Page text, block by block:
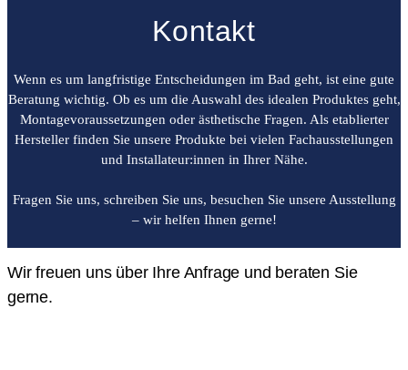
Kontakt
Wenn es um langfristige Entscheidungen im Bad geht, ist eine gute
Beratung wichtig. Ob es um die Auswahl des idealen Produktes geht,
Montagevoraussetzungen oder ästhetische Fragen. Als etablierter
Hersteller finden Sie unsere Produkte bei vielen Fachausstellungen
und Installateur:innen in Ihrer Nähe.
Fragen Sie uns, schreiben Sie uns, besuchen Sie unsere Ausstellung
– wir helfen Ihnen gerne!
Wir freuen uns über Ihre Anfrage und beraten Sie
gerne.